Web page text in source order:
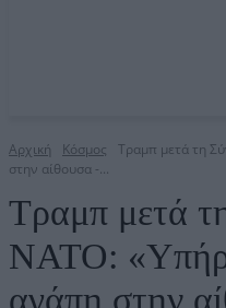
Αρχική Κόσμος
Τραμπ μετά τη
στην αίθουσα -...
Τραμπ μετά
ΝΑΤΟ:
αγάπη στην